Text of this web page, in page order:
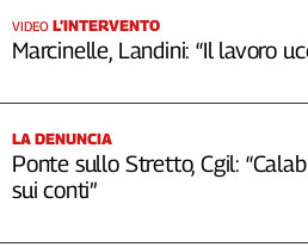
VIDEO L’INTERVENTO
Marcinelle, Landini: “Il lavoro
LA DENUNCIA
Ponte sullo Stretto, Cgil:
sui conti”